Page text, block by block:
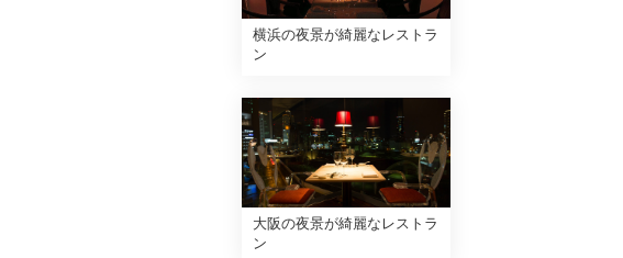
横浜の夜景が綺麗なレストラ
ン
大阪の夜景が綺麗なレストラ
ン